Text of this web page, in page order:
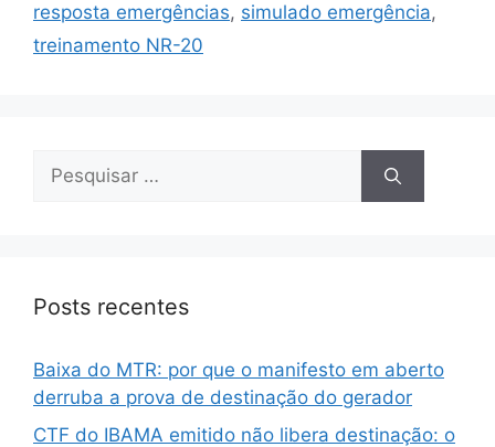
resposta emergências, simulado emergência,
treinamento NR-20
Posts recentes
Baixa do MTR: por que o manifesto em aberto
derruba a prova de destinação do gerador
CTF do IBAMA emitido não libera destinação: o